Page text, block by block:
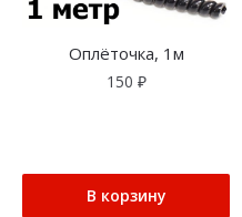
Оплёточка, 1м
150 ₽
В корзину